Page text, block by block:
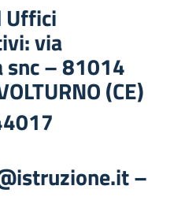
Uffici
via
snc – 81014
(CE)
–